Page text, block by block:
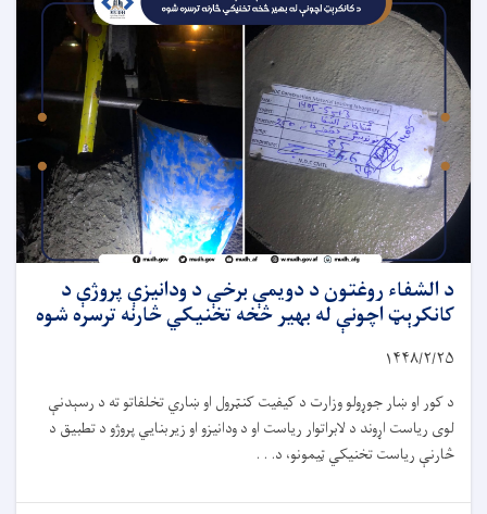
د الشفاء روغتون د دویمې برخې د ودانیزې پروژې د
کانکرېټ اچونې له بهیر څخه تخنیکي څارنه ترسره شوه
۱۴۴۸/۲/۲۵
د کور او ښار جوړولو وزارت د کیفیت کنټرول او ښاري تخلفاتو ته د رسېدنې
لوی ریاست اړوند د لابراتوار ریاست او د ودانیزو او زیربنایي پروژو د تطبیق د
څارنې ریاست تخنیکي ټیمونو، د. . .